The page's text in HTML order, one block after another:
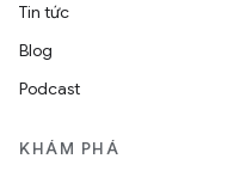
Tin tức
Blog
Podcast
KHÁM PHÁ